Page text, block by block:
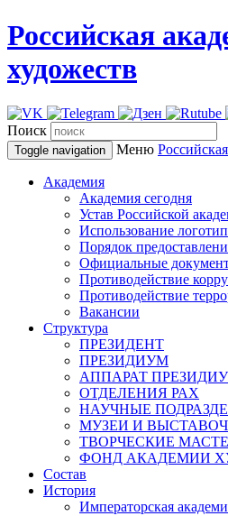
Российская
художеств
Поиск
Toggle navigation Меню
Академия
Академия сегодня
Устав Российской
Использование
Порядок
Официальные
Противодействие
Противодействие
Вакансии
Структура
ПРЕЗИДЕНТ
ПРЕЗИДИУМ
АППАРАТ
ОТДЕЛЕНИЯ РАХ
НАУЧНЫЕ
МУЗЕИ И
ТВОРЧЕСКИЕ
ФОНД АКАДЕМИИ
Состав
История
Императорская